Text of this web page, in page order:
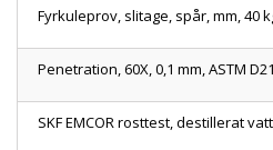
Fyrkuleprov, slitage, spår, mm, 40
Penetration, 60X, 0,1 mm, ASTM
SKF EMCOR rosttest, destillerat